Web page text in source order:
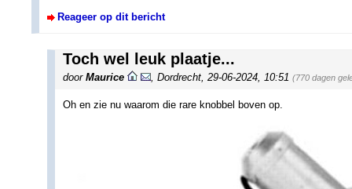
Reageer op dit bericht
Toch wel leuk plaatje...
door Maurice Dordrecht 29-06-2024, 10:51 (770 dagen
Oh en zie nu waarom die rare knobbel boven op.